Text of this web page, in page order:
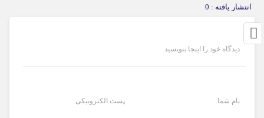
انتشار یافته : 0
دیدگاه خود را اینجا بنویسید
نام شما پست الکترونیکی